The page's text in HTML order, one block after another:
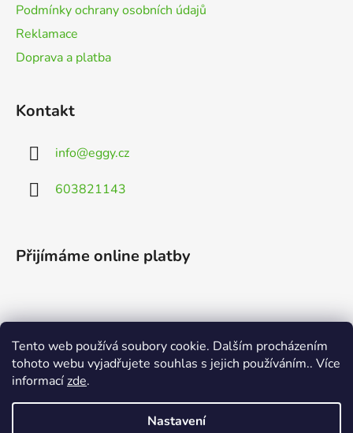
Tento web používá soubory cookie. Dalším procházením
tohoto webu vyjadřujete souhlas s jejich používáním.. Více
informacízde.
Nastavení
Podmínky ochrany osobních údajů
Reklamace
Doprava a platba
Kontakt
info@eggy.cz
603821143
Přijímáme online platby
Vyhledávání
HLEDAT